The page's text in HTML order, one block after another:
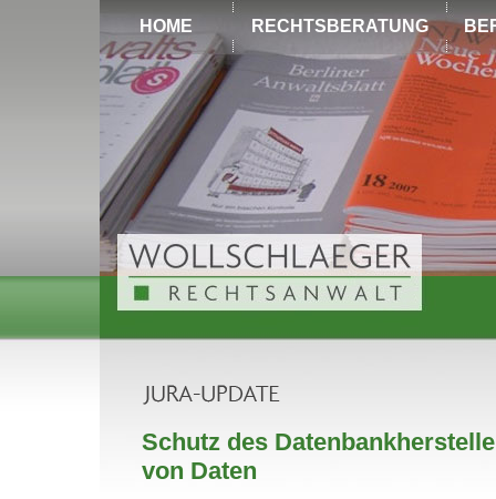
HOME RECHTSBERATUNG
Schutz des
von Daten